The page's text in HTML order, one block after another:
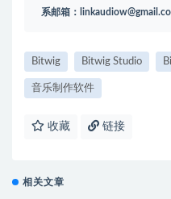
系邮箱：
Bitwig Bitwig Studio
音乐制作软件
收藏 链接
相关文章